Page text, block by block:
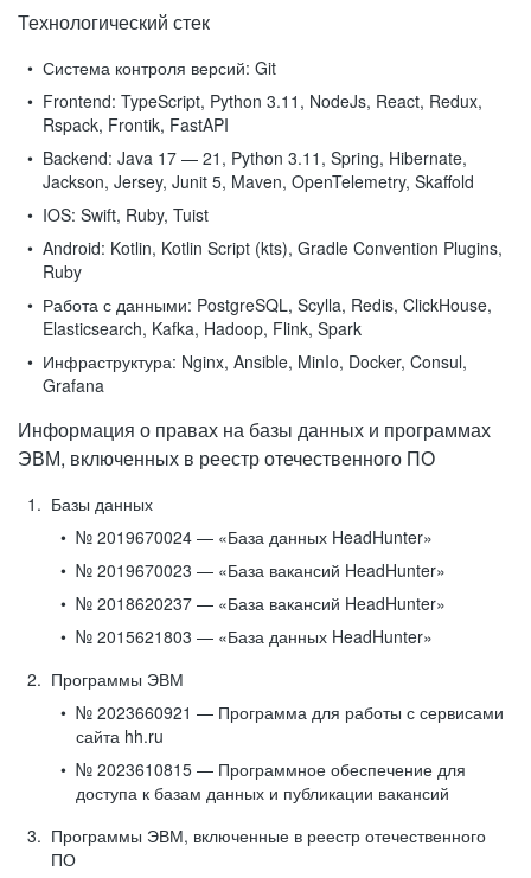
Технологический стек
Система контроля версий: Git
Frontend: TypeScript, Python 3.11, NodeJs, React, Redux,
Rspack, Frontik, FastAPI
Backend: Java 17 — 21, Python 3.11, Spring, Hibernate,
Jackson, Jersey, Junit 5, Maven, OpenTelemetry, Skaffold
IOS: Swift, Ruby, Tuist
Android: Kotlin, Kotlin Script (kts), Gradle Convention Plugins,
Ruby
Работа с данными: PostgreSQL, Scylla, Redis, ClickHouse,
Elasticsearch, Kafka, Hadoop, Flink, Spark
Инфраструктура: Nginx, Ansible, MinIo, Docker, Consul,
Grafana
Информация о правах на базы данных и программах
ЭВМ, включенных в реестр отечественного ПО
Базы данных
№ 2019670024 — «База данных HeadHunter»
№ 2019670023 — «База вакансий HeadHunter»
№ 2018620237 — «База вакансий HeadHunter»
№ 2015621803 — «База данных HeadHunter»
Программы ЭВМ
№ 2023660921 — Программа для работы с сервисами
сайта hh.ru
№ 2023610815 — Программное обеспечение для
доступа к базам данных и публикации вакансий
Программы ЭВМ, включенные в реестр отечественного
ПО